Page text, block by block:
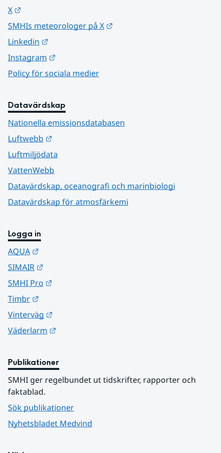
X
SMHIs meteorologer på X
Linkedin
Instagram
Policy för sociala medier
Datavärdskap
Nationella emissionsdatabasen
Luftwebb
Luftmiljödata
VattenWebb
Datavärdskap, oceanografi och marinbiologi
Datavärdskap för atmosfärkemi
Logga in
AQUA
SIMAIR
SMHI Pro
Timbr
Vinterväg
Väderlarm
Publikationer
SMHI ger regelbundet ut tidskrifter, rapporter och
faktablad.
Sök publikationer
Nyhetsbladet Medvind